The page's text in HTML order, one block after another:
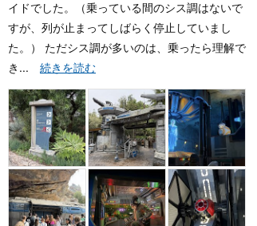
イドでした。（乗っている間のシス調はないで
すが、列が止まってしばらく停止していまし
た。） ただシス調が多いのは、乗ったら理解で
き... 続きを読む